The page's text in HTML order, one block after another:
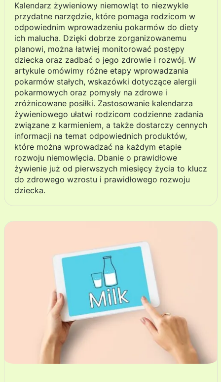
Kalendarz żywieniowy niemowląt to niezwykle
przydatne narzędzie, które pomaga rodzicom w
odpowiednim wprowadzeniu pokarmów do diety
ich malucha. Dzięki dobrze zorganizowanemu
planowi, można łatwiej monitorować postępy
dziecka oraz zadbać o jego zdrowie i rozwój. W
artykule omówimy różne etapy wprowadzania
pokarmów stałych, wskazówki dotyczące alergii
pokarmowych oraz pomysły na zdrowe i
zróżnicowane posiłki. Zastosowanie kalendarza
żywieniowego ułatwi rodzicom codzienne zadania
związane z karmieniem, a także dostarczy cennych
informacji na temat odpowiednich produktów,
które można wprowadzać na każdym etapie
rozwoju niemowlęcia. Dbanie o prawidłowe
żywienie już od pierwszych miesięcy życia to klucz
do zdrowego wzrostu i prawidłowego rozwoju
dziecka.